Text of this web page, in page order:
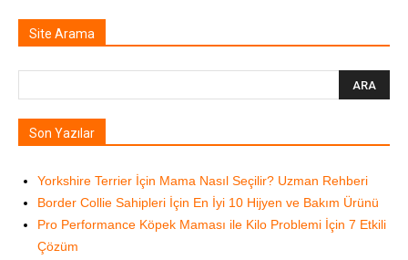
Site Arama
Son Yazılar
Yorkshire Terrier İçin Mama Nasıl Seçilir? Uzman Rehberi
Border Collie Sahipleri İçin En İyi 10 Hijyen ve Bakım Ürünü
Pro Performance Köpek Maması ile Kilo Problemi İçin 7 Etkili
Çözüm